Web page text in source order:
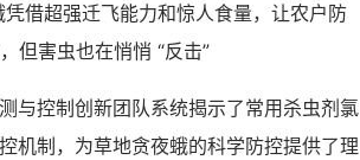
借超强迁飞能力和惊人食量，让农户防
但害虫也在悄悄 “反击”
控制创新团队系统揭示了常用杀虫剂氯
机制，为草地贪夜蛾的科学防控提供了理